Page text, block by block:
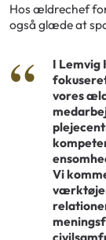
Hos ældrechef
også glæde at
I Lemvig
vores
Vi